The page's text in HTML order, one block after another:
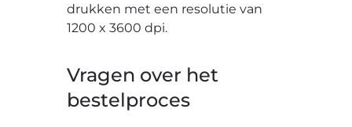
drukken met een resolutie van
1200 x 3600 dpi.
Vragen over het
bestelproces